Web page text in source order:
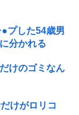
プした54歳男
分かれる
けのゴミなん
けがロリコ